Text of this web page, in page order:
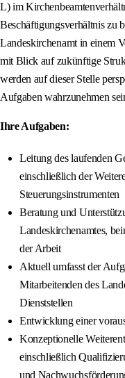
L) im
Beschäftigungsverhältnis zu
Landeskirchenamt in einem
mit Blick auf zukünftige
werden auf dieser Stelle
Aufgaben wahrzunehmen
Ihre Aufgaben:
Leitung des laufenden
einschließlich der
Steuerungsinstrumenten
Beratung und
Landeskirchenamtes,
der Arbeit
Aktuell umfasst der
Mitarbeitenden des
Dienststellen
Entwicklung einer
Konzeptionelle
einschließlich
und